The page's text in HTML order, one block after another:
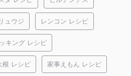
リュウジ レンコン レシピ
キング レシピ
根 レシピ 家事えもん レシピ